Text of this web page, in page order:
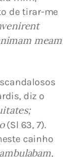
de tirar-me
meam
diz o
(Sl 63, 7).
cainho